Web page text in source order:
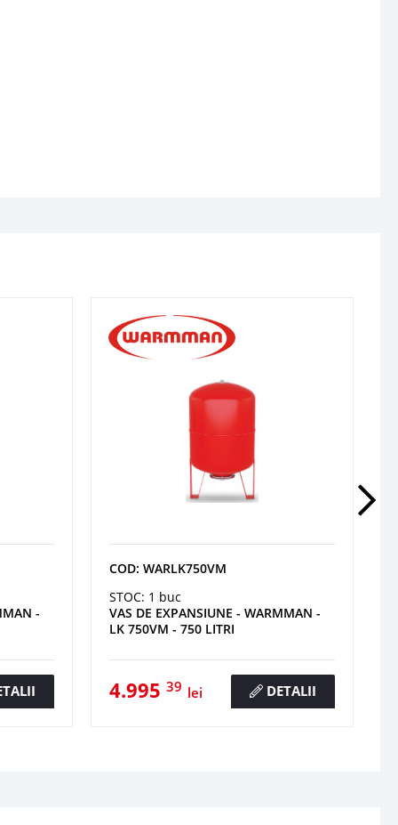
-
COD: WARLK750VM
STOC: 1 buc
VAS DE EXPANSIUNE - WARMMAN -
LK 750VM - 750 LITRI
4.995 39 lei DETALII